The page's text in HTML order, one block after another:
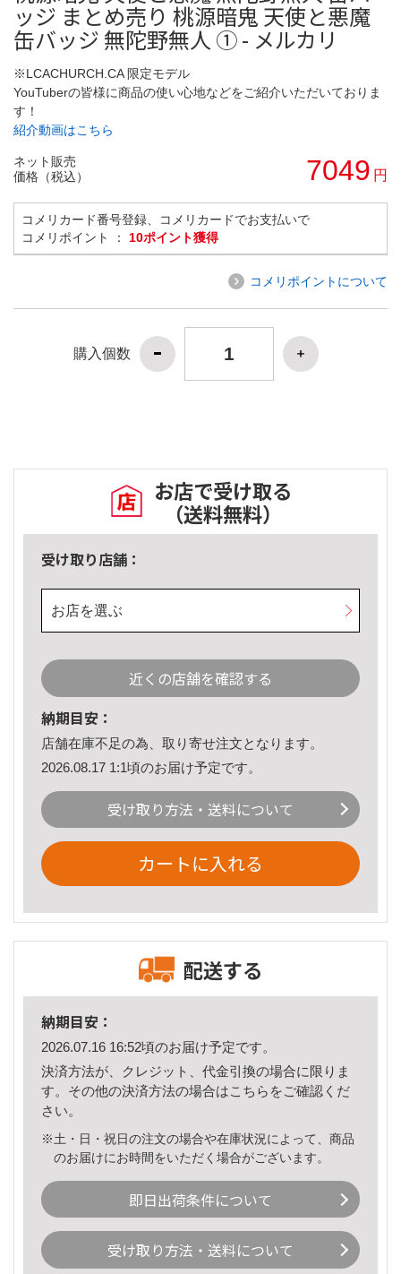
ッジ まとめ売り 桃源暗鬼 天使と悪魔
缶バッジ 無陀野無人 ① - メルカリ
※LCACHURCH.CA 限定モデル
YouTuberの皆様に商品の使い心地などをご紹介いただいておりま
す！
紹介動画はこちら
ネット販売
価格（税込）
7049 円
コメリカード番号登録、コメリカードでお支払いで
コメリポイント ： 10ポイント獲得
コメリポイントについて
購入個数
お店で受け取る
（送料無料）
受け取り店舗：
お店を選ぶ
近くの店舗を確認する
納期目安：
店舗在庫不足の為、取り寄せ注文となります。
2026.08.17 1:1頃のお届け予定です。
受け取り方法・送料について
カートに入れる
配送する
納期目安：
2026.07.16 16:52頃のお届け予定です。
決済方法が、クレジット、代金引換の場合に限りま
す。その他の決済方法の場合はこちら をご確認くだ
さい。
※土・日・祝日の注文の場合や在庫状況によって、商品
のお届けにお時間をいただく場合がございます。
即日出荷条件について
受け取り方法・送料について